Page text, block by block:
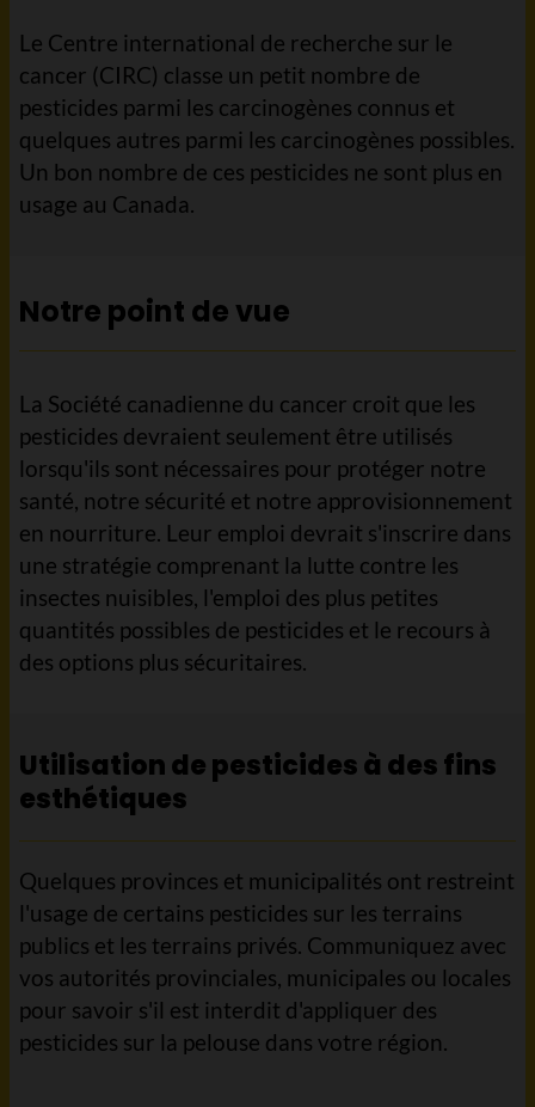
Le Centre international de recherche sur le
cancer (CIRC) classe un petit nombre de
pesticides parmi les carcinogènes connus et
quelques autres parmi les carcinogènes possibles.
Un bon nombre de ces pesticides ne sont plus en
usage au Canada.
Notre point de vue
La Société canadienne du cancer croit que les
pesticides devraient seulement être utilisés
lorsqu'ils sont nécessaires pour protéger notre
santé, notre sécurité et notre approvisionnement
en nourriture. Leur emploi devrait s'inscrire dans
une stratégie comprenant la lutte contre les
insectes nuisibles, l'emploi des plus petites
quantités possibles de pesticides et le recours à
des options plus sécuritaires.
Utilisation de pesticides à des fins
esthétiques
Quelques provinces et municipalités ont restreint
l'usage de certains pesticides sur les terrains
publics et les terrains privés. Communiquez avec
vos autorités provinciales, municipales ou locales
pour savoir s'il est interdit d'appliquer des
pesticides sur la pelouse dans votre région.